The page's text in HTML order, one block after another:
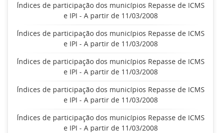
Índices de participação dos municípios Repasse de ICMS
e IPI - A partir de 11/03/2008
Índices de participação dos municípios Repasse de ICMS
e IPI - A partir de 11/03/2008
Índices de participação dos municípios Repasse de ICMS
e IPI - A partir de 11/03/2008
Índices de participação dos municípios Repasse de ICMS
e IPI - A partir de 11/03/2008
Índices de participação dos municípios Repasse de ICMS
e IPI - A partir de 11/03/2008